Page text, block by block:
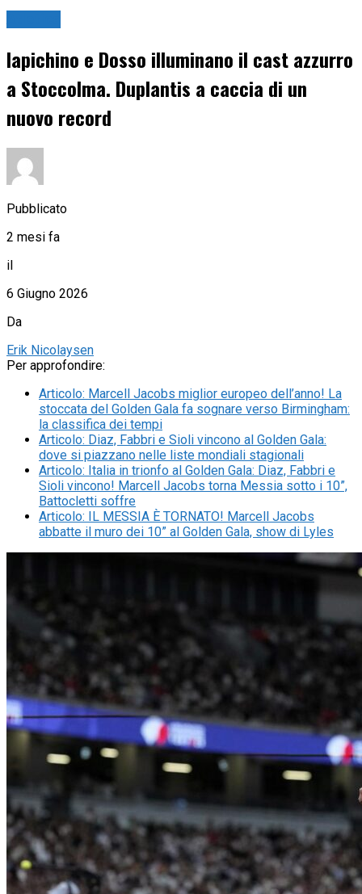
Iapichino e Dosso illuminano il cast azzurro
a Stoccolma. Duplantis a caccia di un
nuovo record
Pubblicato
2 mesi fa
il
6 Giugno 2026
Da
Erik Nicolaysen
Per approfondire:
Articolo: Marcell Jacobs miglior europeo dell’anno! La
stoccata del Golden Gala fa sognare verso Birmingham:
la classifica dei tempi
Articolo: Diaz, Fabbri e Sioli vincono al Golden Gala:
dove si piazzano nelle liste mondiali stagionali
Articolo: Italia in trionfo al Golden Gala: Diaz, Fabbri e
Sioli vincono! Marcell Jacobs torna Messia sotto i 10”,
Battocletti soffre
Articolo: IL MESSIA È TORNATO! Marcell Jacobs
abbatte il muro dei 10” al Golden Gala, show di Lyles